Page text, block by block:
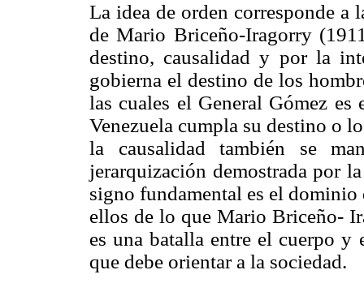
La idea de orden corresponde a
de Mario Briceño-Iragorry
destino, causalidad y por la
gobierna el destino de los
las cuales el General Gómez
Venezuela cumpla su destino o
la causalidad también se
jerarquización demostrada por
signo fundamental es el
ellos de lo que Mario Briceño-
es una batalla entre el cuerpo
que debe orientar a la sociedad.